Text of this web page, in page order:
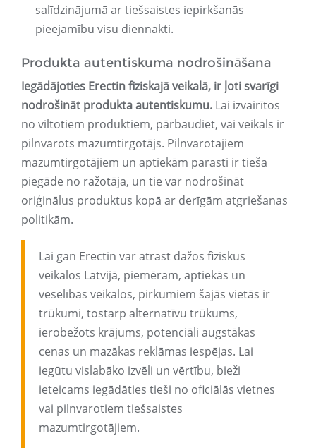
salīdzinājumā ar tiešsaistes iepirkšanās
pieejamību visu diennakti.
Produkta autentiskuma nodrošināšana
Iegādājoties Erectin fiziskajā veikalā, ir ļoti svarīgi
nodrošināt produkta autentiskumu. Lai izvairītos
no viltotiem produktiem, pārbaudiet, vai veikals ir
pilnvarots mazumtirgotājs. Pilnvarotajiem
mazumtirgotājiem un aptiekām parasti ir tieša
piegāde no ražotāja, un tie var nodrošināt
oriģinālus produktus kopā ar derīgām atgriešanas
politikām.
Lai gan Erectin var atrast dažos fiziskus
veikalos Latvijā, piemēram, aptiekās un
veselības veikalos, pirkumiem šajās vietās ir
trūkumi, tostarp alternatīvu trūkums,
ierobežots krājums, potenciāli augstākas
cenas un mazākas reklāmas iespējas. Lai
iegūtu vislabāko izvēli un vērtību, bieži
ieteicams iegādāties tieši no oficiālās vietnes
vai pilnvarotiem tiešsaistes
mazumtirgotājiem.